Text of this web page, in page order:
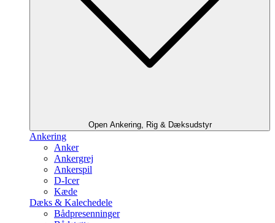
Open Ankering, Rig & Dæksudstyr
Ankering
Anker
Ankergrej
Ankerspil
D-Icer
Kæde
Dæks & Kalechedele
Bådpresenninger